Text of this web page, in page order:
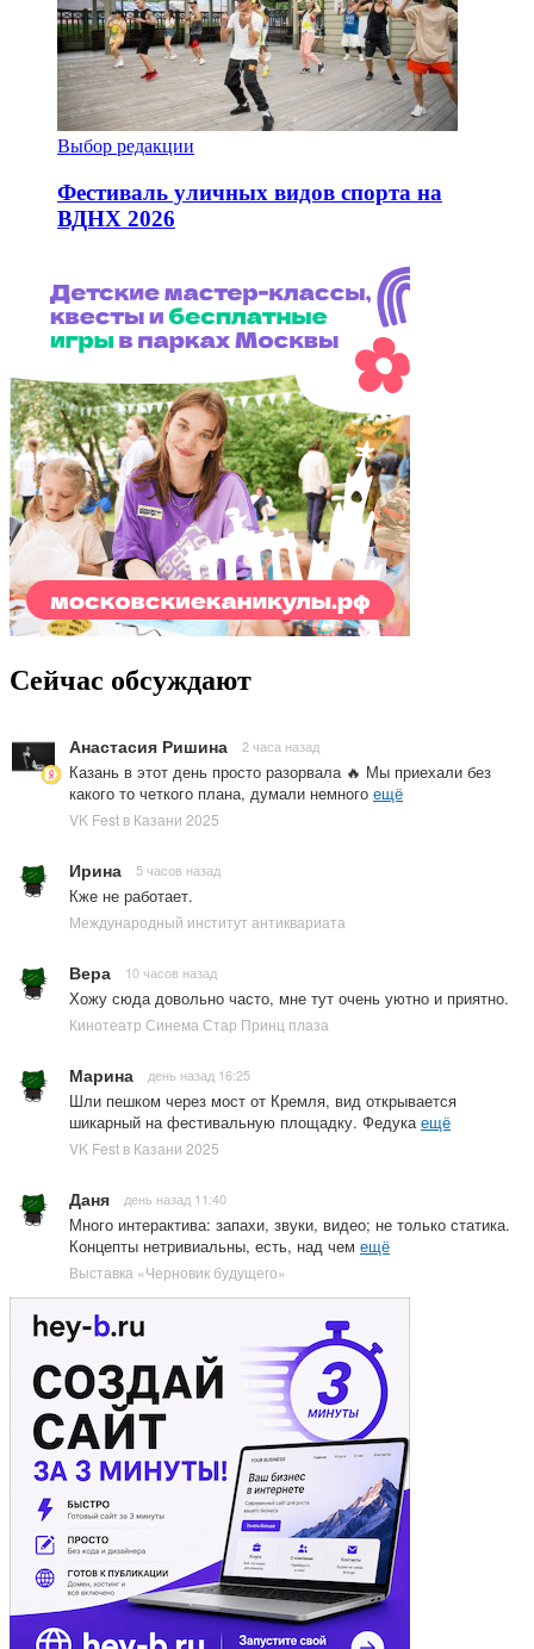
Выбор редакции
Фестиваль уличных видов спорта на
ВДНХ 2026
Сейчас обсуждают
Анастасия Ришина 2 часа назад
Казань в этот день просто разорвала 🔥 Мы приехали без
какого то четкого плана, думали немного ещё
VK Fest в Казани 2025
Ирина 5 часов назад
Кже не работает.
Международный институт антиквариата
Вера 10 часов назад
Хожу сюда довольно часто, мне тут очень уютно и приятно.
Кинотеатр Синема Стар Принц плаза
Марина день назад 16:25
Шли пешком через мост от Кремля, вид открывается
шикарный на фестивальную площадку. Федука ещё
VK Fest в Казани 2025
Даня день назад 11:40
Много интерактива: запахи, звуки, видео; не только статика.
Концепты нетривиальны, есть, над чем ещё
Выставка «Черновик будущего»